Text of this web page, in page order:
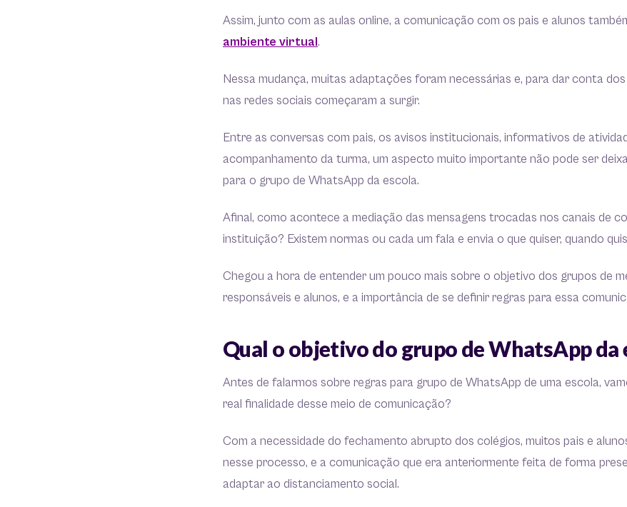
Assim, junto com as aulas online, a comunicação com os pais e alunos
ambiente virtual.
Nessa mudança, muitas adaptações foram necessárias e, para dar conta
nas redes sociais começaram a surgir.
Entre as conversas com pais, os avisos institucionais, informativos de
acompanhamento da turma, um aspecto muito importante não pode ser
para o grupo de WhatsApp da escola.
Afinal, como acontece a mediação das mensagens trocadas nos canais de
instituição? Existem normas ou cada um fala e envia o que quiser, quando
Chegou a hora de entender um pouco mais sobre o objetivo dos grupos de
responsáveis e alunos, e a importância de se definir regras para essa
Qual o objetivo do grupo de WhatsApp da
Antes de falarmos sobre regras para grupo de WhatsApp de uma escola,
real finalidade desse meio de comunicação?
Com a necessidade do fechamento abrupto dos colégios, muitos pais e
nesse processo, e a comunicação que era anteriormente feita de forma
adaptar ao distanciamento social.